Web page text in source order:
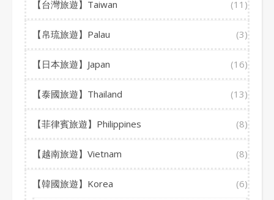
【台灣旅遊】Taiwan (11)
【帛琉旅遊】Palau (3)
【日本旅遊】Japan (16)
【泰國旅遊】Thailand (13)
【菲律賓旅遊】Philippines (8)
【越南旅遊】Vietnam (8)
【韓國旅遊】Korea (6)